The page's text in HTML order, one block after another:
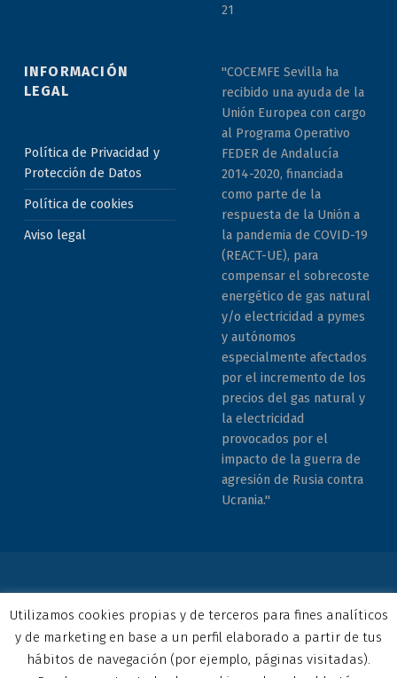
21
INFORMACIÓN
LEGAL
Política de Privacidad y
Protección de Datos
Política de cookies
Aviso legal
"COCEMFE Sevilla ha
recibido una ayuda de la
Unión Europea con cargo
al Programa Operativo
FEDER de Andalucía
2014-2020, financiada
como parte de la
respuesta de la Unión a
la pandemia de COVID-19
(REACT-UE), para
compensar el sobrecoste
energético de gas natural
y/o electricidad a pymes
y autónomos
especialmente afectados
por el incremento de los
precios del gas natural y
la electricidad
provocados por el
impacto de la guerra de
agresión de Rusia contra
Ucrania."
© 2026 COCEMFE Sevilla. Todos los derechos reservados. All
COCEMFE Sevilla en Facebook
COCEMFE Sevilla en TwitterCOCEMFE Sevilla en Youtube
COCEMFE Sevilla en Instagram
COCEMFE Sevilla en Linkedin
Correo electrónico
Back to top ↑
Utilizamos cookies propias y de terceros para fines analíticos
y de marketing en base a un perfil elaborado a partir de tus
hábitos de navegación (por ejemplo, páginas visitadas).